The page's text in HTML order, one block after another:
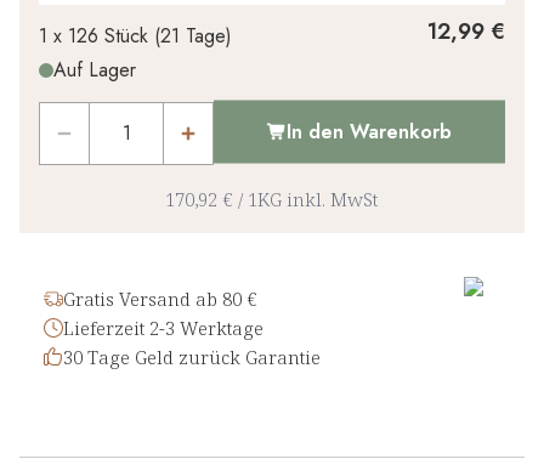
Ihr persönlicher Rabatt
1x
1 x 126 Stück (21 Tage)
Auf Lager
12,99 €
In den Warenkorb
170,92 € / 1KG inkl. MwSt
Gratis Versand ab 80 €
Lieferzeit 2-3 Werktage
30 Tage Geld zurück Garantie